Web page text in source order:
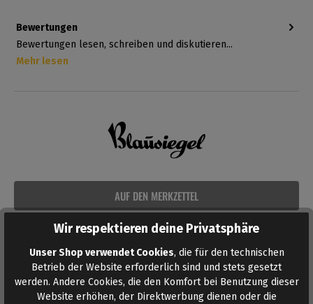
AUF DEN MERKZETTEL
Bewertungen
Bewertungen lesen, schreiben und diskutieren...
Mehr lesen
Ähnliche Produkte
Wir respektieren deine Privatsphäre
Unser Shop verwendet Cookies, die für den technischen
Betrieb der Website erforderlich sind und stets gesetzt
werden. Andere Cookies, die den Komfort bei Benutzung dieser
Website erhöhen, der Direktwerbung dienen oder die